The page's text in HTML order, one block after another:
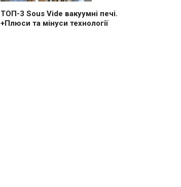
ТОП-3 Sous Vide вакуумні печі.
+Плюси та мінуси технології